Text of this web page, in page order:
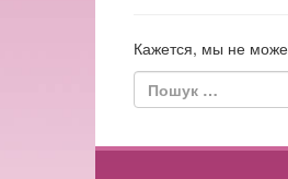
Кажется, мы не
Пошук: